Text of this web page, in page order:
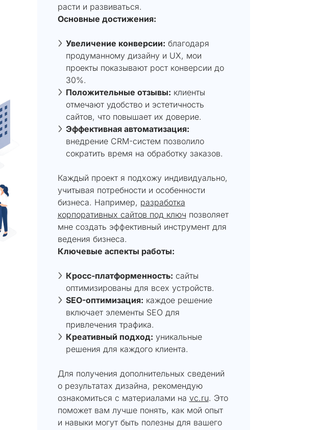
расти и развиваться.
Основные достижения:
Увеличение конверсии: благодаря
продуманному дизайну и UX, мои
проекты показывают рост конверсии до
30%.
Положительные отзывы: клиенты
отмечают удобство и эстетичность
сайтов, что повышает их доверие.
Эффективная автоматизация:
внедрение CRM-систем позволило
сократить время на обработку заказов.
Каждый проект я подхожу индивидуально,
учитывая потребности и особенности
бизнеса. Например, разработка
корпоративных сайтов под ключ позволяет
мне создать эффективный инструмент для
ведения бизнеса.
Ключевые аспекты работы:
Кросс-платформенность: сайты
оптимизированы для всех устройств.
SEO-оптимизация: каждое решение
включает элементы SEO для
привлечения трафика.
Креативный подход: уникальные
решения для каждого клиента.
Для получения дополнительных сведений
о результатах дизайна, рекомендую
ознакомиться с материалами на vc.ru. Это
поможет вам лучше понять, как мой опыт
и навыки могут быть полезны для вашего